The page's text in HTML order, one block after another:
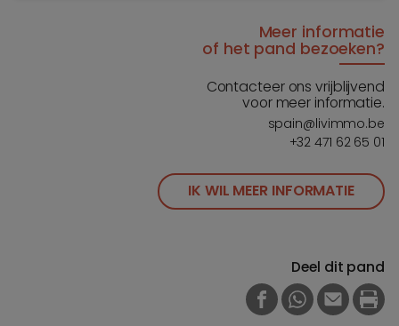
Meer informatie
of het pand bezoeken?
Contacteer ons vrijblijvend
voor meer informatie.
spain@livimmo.be
+32 471 62 65 01
IK WIL MEER INFORMATIE
Deel dit pand
FACEBOOK
WHATSAPP
E-MAIL